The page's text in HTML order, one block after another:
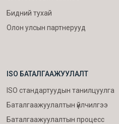
Бидний тухай
Олон улсын партнерууд
ISO БАТАЛГААЖУУЛАЛТ
ISO стандартуудын танилцуулга
Баталгаажуулалтын үйлчилгээ
Баталгаажуулалтын процесс